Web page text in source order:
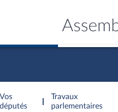
Vos
députés
Travaux
parlementaires